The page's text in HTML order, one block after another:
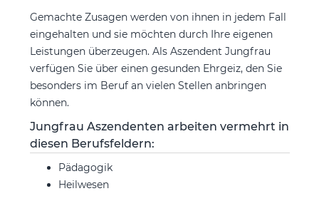
Gemachte Zusagen werden von ihnen in jedem Fall
eingehalten und sie möchten durch Ihre eigenen
Leistungen überzeugen. Als Aszendent Jungfrau
verfügen Sie über einen gesunden Ehrgeiz, den Sie
besonders im Beruf an vielen Stellen anbringen
können.
Jungfrau Aszendenten arbeiten vermehrt in
diesen Berufsfeldern:
Pädagogik
Heilwesen